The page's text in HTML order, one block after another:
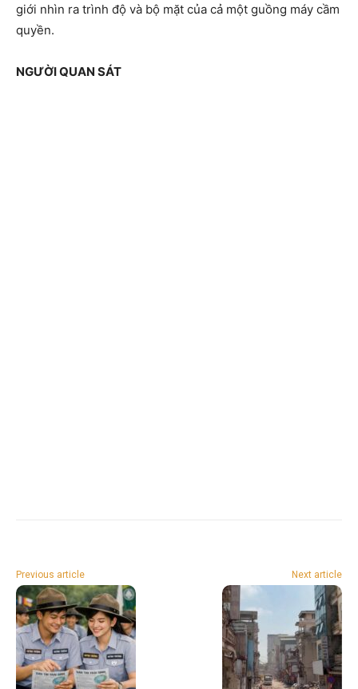
giới nhìn ra trình độ và bộ mặt của cả một guồng máy cầm
quyền.
NGƯỜI QUAN SÁT
Previous article Next article